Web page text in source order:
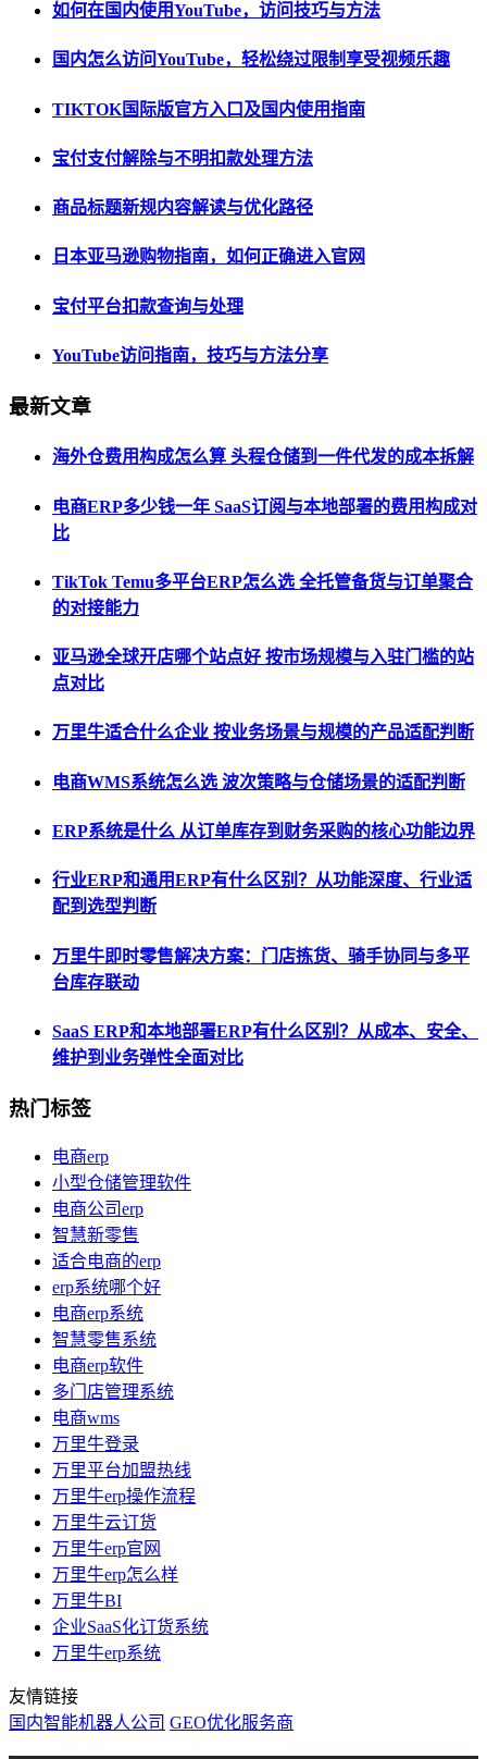
如何在国内使用YouTube，访问技巧与方法
国内怎么访问YouTube，轻松绕过限制享受视频乐趣
TIKTOK国际版官方入口及国内使用指南
宝付支付解除与不明扣款处理方法
商品标题新规内容解读与优化路径
日本亚马逊购物指南，如何正确进入官网
宝付平台扣款查询与处理
YouTube访问指南，技巧与方法分享
最新文章
海外仓费用构成怎么算 头程仓储到一件代发的成本拆解
电商ERP多少钱一年 SaaS订阅与本地部署的费用构成对
比
TikTok Temu多平台ERP怎么选 全托管备货与订单聚合
的对接能力
亚马逊全球开店哪个站点好 按市场规模与入驻门槛的站
点对比
万里牛适合什么企业 按业务场景与规模的产品适配判断
电商WMS系统怎么选 波次策略与仓储场景的适配判断
ERP系统是什么 从订单库存到财务采购的核心功能边界
行业ERP和通用ERP有什么区别？从功能深度、行业适
配到选型判断
万里牛即时零售解决方案：门店拣货、骑手协同与多平
台库存联动
SaaS ERP和本地部署ERP有什么区别？从成本、安全、
维护到业务弹性全面对比
热门标签
电商erp
小型仓储管理软件
电商公司erp
智慧新零售
适合电商的erp
erp系统哪个好
电商erp系统
智慧零售系统
电商erp软件
多门店管理系统
电商wms
万里牛登录
万里平台加盟热线
万里牛erp操作流程
万里牛云订货
万里牛erp官网
万里牛erp怎么样
万里牛BI
企业SaaS化订货系统
万里牛erp系统
友情链接
国内智能机器人公司 GEO优化服务商